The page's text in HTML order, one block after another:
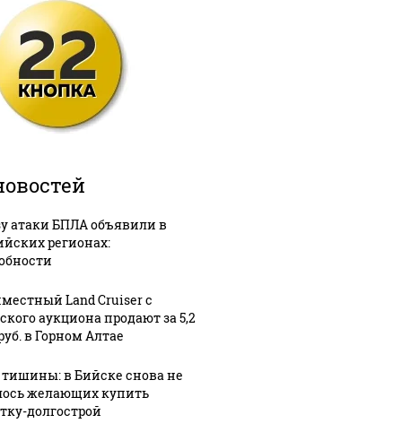
атаки БПЛА объявили в
регионах:
Land Cruiser с
аукциона продают за 5,2
в Горном Алтае
в Бийске снова не
желающих купить
долгострой